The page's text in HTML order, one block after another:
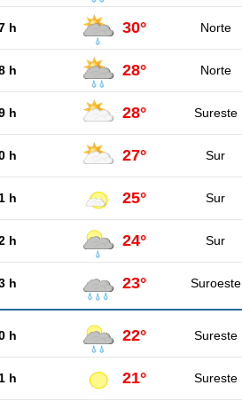
h 30° Norte
h 28° Norte
h 28° Sureste
h 27° Sur
h 25° Sur
h 24° Sur
h 23° Suroeste
h 22° Sureste
h 21° Sureste